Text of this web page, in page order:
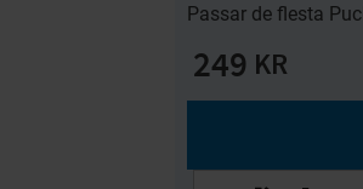
Passar de flesta
249 KR